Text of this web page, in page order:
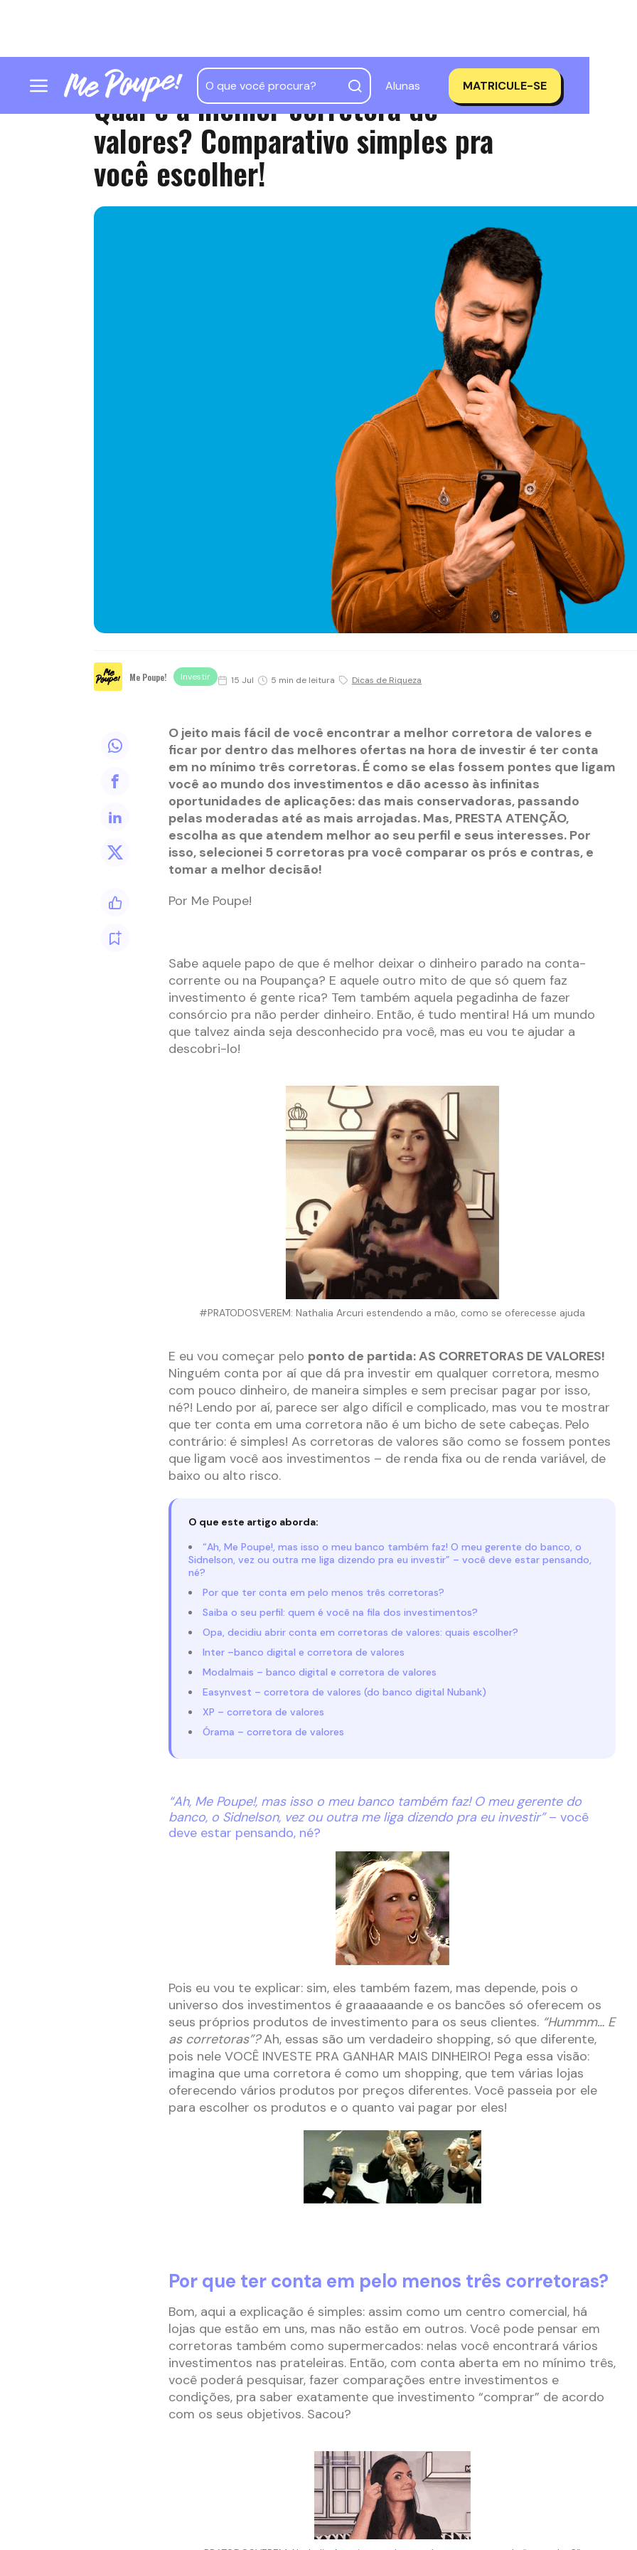
Alunas MATRICULE-SE
Qual é a melhor corretora de
valores? Comparativo simples pra
você escolher!
Me Poupe! Investir 15 Jul 5 min de leitura Dicas de Riqueza
O jeito mais fácil de você encontrar a melhor corretora de valores e
ficar por dentro das melhores ofertas na hora de investir é ter conta
em no mínimo três corretoras. É como se elas fossem pontes que ligam
você ao mundo dos investimentos e dão acesso às infinitas
oportunidades de aplicações: das mais conservadoras, passando
pelas moderadas até as mais arrojadas. Mas, PRESTA ATENÇÃO,
escolha as que atendem melhor ao seu perfil e seus interesses. Por
isso, selecionei 5 corretoras pra você comparar os prós e contras, e
tomar a melhor decisão!
Por Me Poupe!
Sabe aquele papo de que é melhor deixar o dinheiro parado na conta-
corrente ou na Poupança? E aquele outro mito de que só quem faz
investimento é gente rica? Tem também aquela pegadinha de fazer
consórcio pra não perder dinheiro. Então, é tudo mentira! Há um mundo
que talvez ainda seja desconhecido pra você, mas eu vou te ajudar a
descobri-lo!
#PRATODOSVEREM: Nathalia Arcuri estendendo a mão, como se oferecesse ajuda
E eu vou começar pelo ponto de partida: AS CORRETORAS DE VALORES!
Ninguém conta por aí que dá pra investir em qualquer corretora, mesmo
com pouco dinheiro, de maneira simples e sem precisar pagar por isso,
né?! Lendo por aí, parece ser algo difícil e complicado, mas vou te mostrar
que ter conta em uma corretora não é um bicho de sete cabeças. Pelo
contrário: é simples! As corretoras de valores são como se fossem pontes
que ligam você aos investimentos – de renda fixa ou de renda variável, de
baixo ou alto risco.
O que este artigo aborda:
“Ah, Me Poupe!, mas isso o meu banco também faz! O meu gerente do banco, o
Sidnelson, vez ou outra me liga dizendo pra eu investir” – você deve estar pensando,
né?
Por que ter conta em pelo menos três corretoras?
Saiba o seu perfil: quem é você na fila dos investimentos?
Opa, decidiu abrir conta em corretoras de valores: quais escolher?
Inter –banco digital e corretora de valores
Modalmais – banco digital e corretora de valores
Easynvest – corretora de valores (do banco digital Nubank)
XP – corretora de valores
Órama – corretora de valores
“Ah, Me Poupe!, mas isso o meu banco também faz! O meu gerente do
banco, o Sidnelson, vez ou outra me liga dizendo pra eu investir”– você
deve estar pensando, né?
Pois eu vou te explicar: sim, eles também fazem, mas depende, pois o
universo dos investimentos é graaaaaande e os bancões só oferecem os
seus próprios produtos de investimento para os seus clientes. “Hummm… E
as corretoras”?Ah, essas são um verdadeiro shopping, só que diferente,
pois nele VOCÊ INVESTE PRA GANHAR MAIS DINHEIRO! Pega essa visão:
imagina que uma corretora é como um shopping, que tem várias lojas
oferecendo vários produtos por preços diferentes. Você passeia por ele
para escolher os produtos e o quanto vai pagar por eles!
Por que ter conta em pelo menos três corretoras?
Bom, aqui a explicação é simples: assim como um centro comercial, há
lojas que estão em uns, mas não estão em outros. Você pode pensar em
corretoras também como supermercados: nelas você encontrará vários
investimentos nas prateleiras. Então, com conta aberta em no mínimo três,
você poderá pesquisar, fazer comparações entre investimentos e
condições, pra saber exatamente que investimento “comprar” de acordo
com os seus objetivos. Sacou?